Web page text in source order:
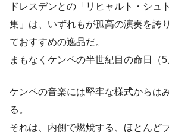
ドレスデンとの「リヒャルト・シュ
集」は、いずれもが孤高の演奏を誇
ておすすめの逸品だ。
まもなくケンペの半世紀目の命日（5
ケンペの音楽には堅牢な様式からは
る。
それは、内側で燃焼する、ほとんど